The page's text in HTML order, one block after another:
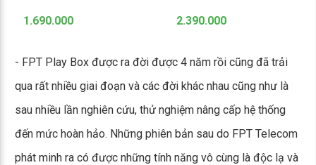
1.690.000 2.390.000
- FPT Play Box được ra đời được 4 năm rồi cũng đã trải
qua rất nhiều giai đoạn và các đời khác nhau cũng như là
sau nhiều lần nghiên cứu, thử nghiệm nâng cấp hệ thống
đến mức hoàn hảo. Những phiên bản sau do FPT Telecom
phát minh ra có được những tính năng vô cùng là độc lạ và